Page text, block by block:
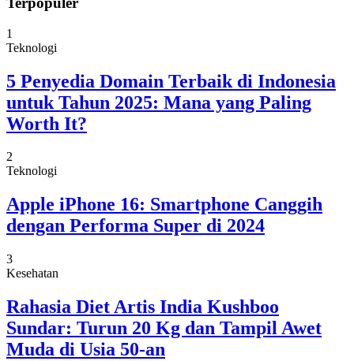
1
Teknologi
5 Penyedia Domain Terbaik di Indonesia
untuk Tahun 2025: Mana yang Paling
Worth It?
2
Teknologi
Apple iPhone 16: Smartphone Canggih
dengan Performa Super di 2024
3
Kesehatan
Rahasia Diet Artis India Kushboo
Sundar: Turun 20 Kg dan Tampil Awet
Muda di Usia 50-an